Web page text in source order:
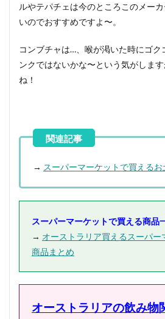
ルやテパチェは今のところこのメー
いのでおすすめですよ〜。
コンブチャは…、喉が渇いた時にゴク
ンクではないかな〜という気がしま
ね！
→ スーパーマーケットで買える
スーパーマーケットで買える商品
→ オーストラリア買えるスーパー
商品まとめ
オーストラリアの飲み物